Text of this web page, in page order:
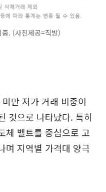
. (사진제공=직방)
만 저가 거래 비중이
것으로 나타났다. 특히
체 벨트를 중심으로 고
며 지역별 가격대 양극